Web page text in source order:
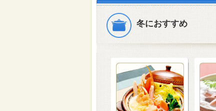
冬におすすめ